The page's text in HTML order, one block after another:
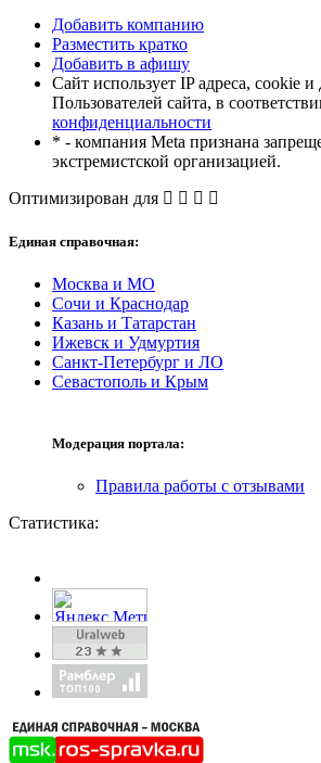
Добавить компанию
Разместить кратко
Добавить в афишу
Сайт использует IP адреса, cookie
Пользователей сайта, в
конфиденциальности
* - компания Meta признана
экстремистской организацией.
Оптимизирован для
Единая справочная:
Москва и МО
Сочи и Краснодар
Казань и Татарстан
Ижевск и Удмуртия
Санкт-Петербург и ЛО
Севастополь и Крым
Модерация портала:
Правила работы с отзывами
Статистика: